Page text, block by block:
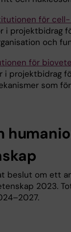
för cell-
projektbidrag
och
för
projektbidrag
som
beslut om ett
2023.